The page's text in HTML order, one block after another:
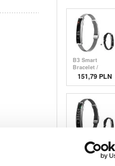
B3 Smart
Bracelet /
Fitness Tracker
z dwoma
paskami -
srebrny
151,79 PLN
B3 Smart
Bracelet /
Fitness Tracker
146,20 PLN